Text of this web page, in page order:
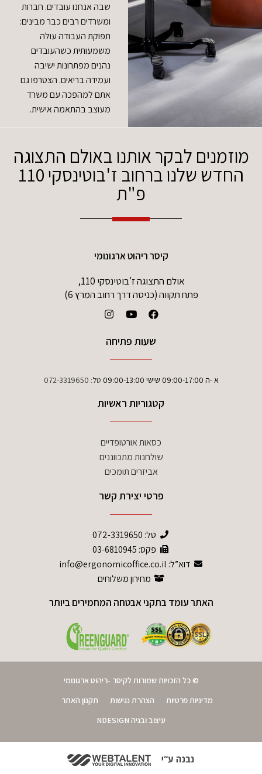
שבה אנחנו עובדים. חברות
ומשרדים רבים כבר מבינים:
תפוקת העבודה עולה
משמעותית כשהעובדים
נהנים מפתרונות ישיבה
ועמידה בריאים. הצטרפו גם
אתם למהפכה עם משרד
מעוצב בהתאמה אישית.
מוזמנים לבקר אותנו באולם התצוגה
החדש שלנו ברחוב ז'בוטינסקי 110
פ"ת
קיסר ריהוט ארגונומי
אולם התצוגה ז'בוטינסקי 110,
פתח תקווה (כניסה דרך רחוב המרץ 6)
שעות פתיחה
א -ה 09:00-17:00 שישי 09:00-13:00 טל: 072-3319650
קטגוריות ראשיות
כסאות אורטופדיים
שולחנות מתכווננים
אביזרים תומכים
פרטי יצירת קשר
טל: 072-3319650
פקס: 03-6810945
דוא”ל: info@ergonomicoffice.co.il
מחירון משלוחים
האתר עומד בתקני אבטחה המחמירים ביותר
© כל הזכויות שמורות לקיסר -ריהוט ארגונומי
מדיניות פרטיות
הצהרת נגישות
תקנון האתר
עיצוב ובניה NDESIGN